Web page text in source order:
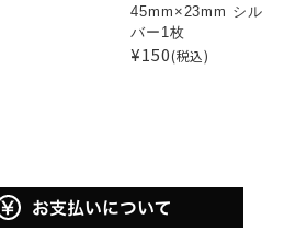
45mm×23mm シル
バー1枚
¥150(税込)